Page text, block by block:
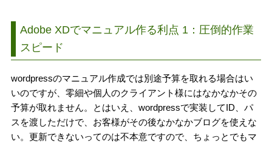
Adobe XDでマニュアル作る利点 1：圧倒的作業
スピード
wordpressのマニュアル作成では別途予算を取れる場合はい
いのですが、零細や個人のクライアント様にはなかなかその
予算が取れません。とはいえ、wordpressで実装してID、パ
スを渡しただけで、お客様がその後なかなかブログを使えな
い。更新できないってのは不本意ですので、ちょっとでもマ